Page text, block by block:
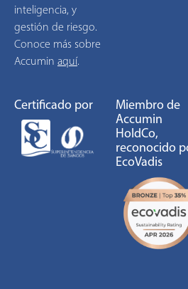
inteligencia, y
gestión de riesgo.
Conoce más sobre
Accumin aquí.
Certificado por
Miembro de
Accumin
HoldCo,
reconocido
EcoVadis